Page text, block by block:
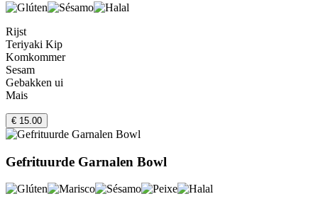
Rijst
Teriyaki Kip
Komkommer
Sesam
Gebakken ui
Mais
€ 15.00
Gefrituurde Garnalen Bowl